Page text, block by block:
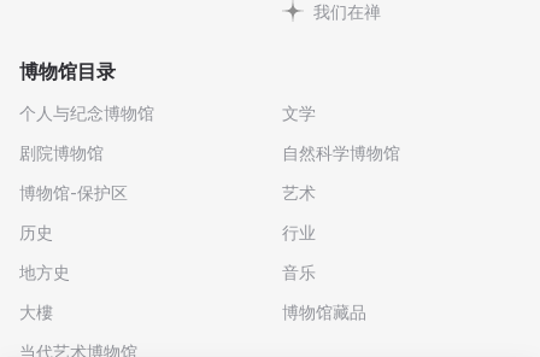
我们在禅
博物馆目录
个人与纪念博物馆
剧院博物馆
博物馆-保护区
历史
地方史
大樓
当代艺术博物馆
文学
自然科学博物馆
艺术
行业
音乐
博物馆藏品